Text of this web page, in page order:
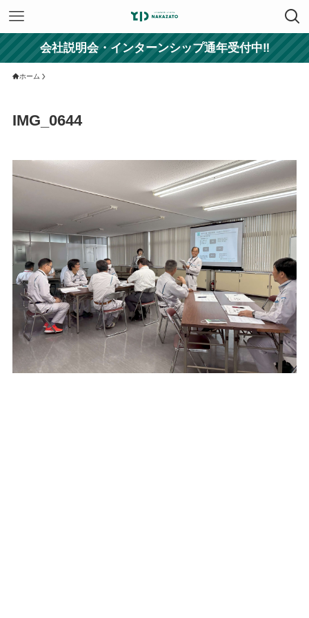
会社説明会・インターンシップ通年受付中‼
ホーム
IMG_0644